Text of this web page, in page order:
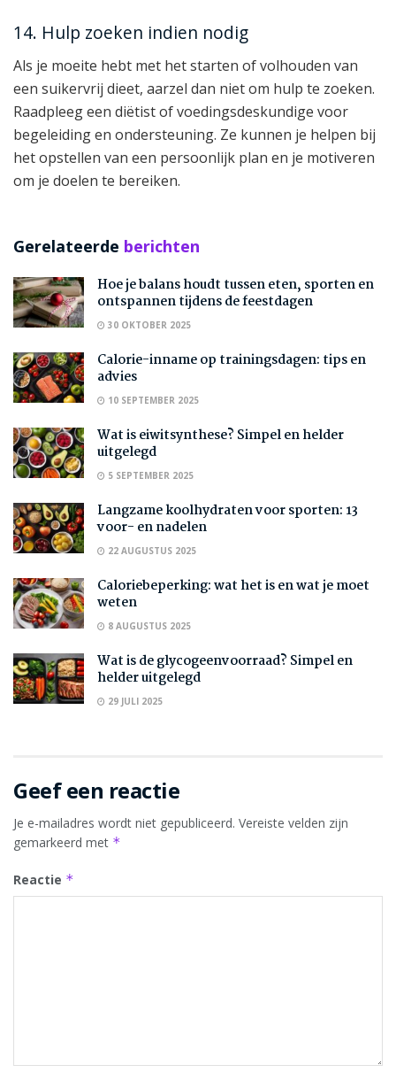
14. Hulp zoeken indien nodig
Als je moeite hebt met het starten of volhouden van
een suikervrij dieet, aarzel dan niet om hulp te zoeken.
Raadpleeg een diëtist of voedingsdeskundige voor
begeleiding en ondersteuning. Ze kunnen je helpen bij
het opstellen van een persoonlijk plan en je motiveren
om je doelen te bereiken.
Gerelateerde berichten
Hoe je balans houdt tussen eten, sporten en
ontspannen tijdens de feestdagen
30 OKTOBER 2025
Calorie-inname op trainingsdagen: tips en
advies
10 SEPTEMBER 2025
Wat is eiwitsynthese? Simpel en helder
uitgelegd
5 SEPTEMBER 2025
Langzame koolhydraten voor sporten: 13
voor- en nadelen
22 AUGUSTUS 2025
Caloriebeperking: wat het is en wat je moet
weten
8 AUGUSTUS 2025
Wat is de glycogeenvoorraad? Simpel en
helder uitgelegd
29 JULI 2025
Geef een reactie
Je e-mailadres wordt niet gepubliceerd. Vereiste velden zijn
gemarkeerd met *
Reactie *